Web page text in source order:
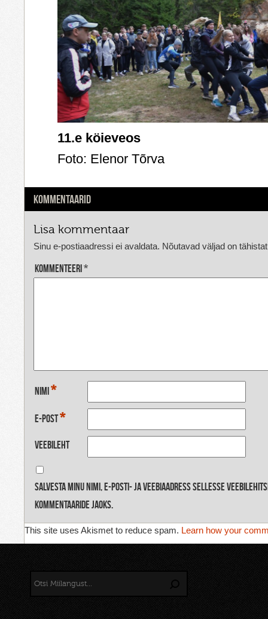
11.e köieveos
Foto: Elenor Tõrva
KOMMENTAARID
Lisa kommentaar
Sinu e-postiaadressi ei avaldata. Nõutavad väljad on
Kommenteeri*
Nimi*
E-post*
Veebileht
Salvesta minu nimi, e-posti- ja veebiaadress sellesse
kommentaaride jaoks.
This site uses Akismet to reduce spam. Learn how your